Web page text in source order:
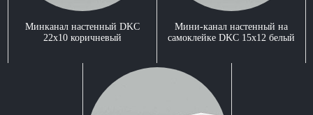
Минканал настенный DKC
22x10 коричневый
Мини-канал настенный на
самоклейке DKC 15x12 белый